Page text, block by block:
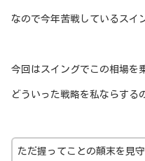
なので今年苦戦しているスイ
今回はスイングでこの相場を
どういった戦略を私ならする
ただ握ってことの顛末を見